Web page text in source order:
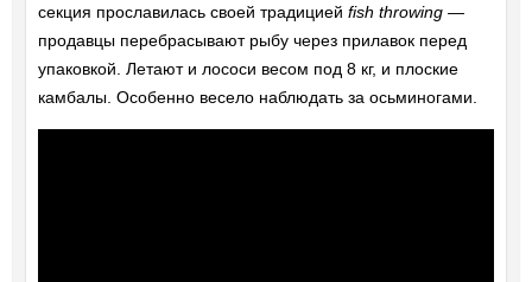
секция прославилась своей традицией fish throwing—
продавцы перебрасывают рыбу через прилавок перед
упаковкой. Летают и лососи весом под 8 кг, и плоские
камбалы. Особенно весело наблюдать за осьминогами.